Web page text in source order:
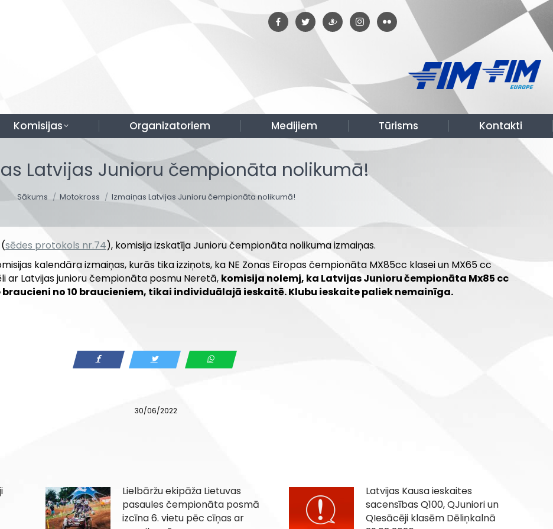
Komisijas Organizatoriem Medijiem Tūrisms Kontakti
Latvijas Junioru čempionāta nolikumā!
Sākums Motokross Izmaiņas Latvijas Junioru čempionāta nolikumā!
sēdes protokols nr.74), komisija izskatīja Junioru čempionāta nolikuma izmaiņas.
kalendāra izmaiņas, kurās tika izziņots, ka NE Zonas Eiropas čempionāta MX85cc klasei un MX65 cc
ar Latvijas junioru čempionāta posmu Neretā, komisija nolemj, ka Latvijas Junioru čempionāta Mx85 cc
no 10 braucieniem, tikai individuālajā ieskaitē. Klubu ieskaite paliek nemainīga.
30/06/2022
Lielbāržu ekipāža Lietuvas
pasaules čempionāta posmā
izcīna 6. vietu pēc cīņas ar
Latvijas Kausa ieskaites
sacensības Q100, QJuniori un
QIesācēji klasēm Dēliņkalnā